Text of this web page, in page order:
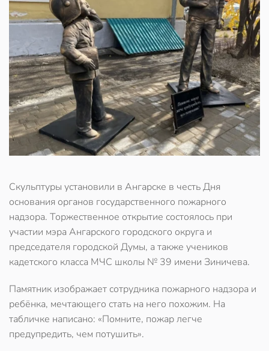
Скульптуры установили в Ангарске в честь Дня
основания органов государственного пожарного
надзора. Торжественное открытие состоялось при
участии мэра Ангарского городского округа и
председателя городской Думы, а также учеников
кадетского класса МЧС школы № 39 имени Зиничева.
Памятник изображает сотрудника пожарного надзора и
ребёнка, мечтающего стать на него похожим. На
табличке написано: «Помните, пожар легче
предупредить, чем потушить».